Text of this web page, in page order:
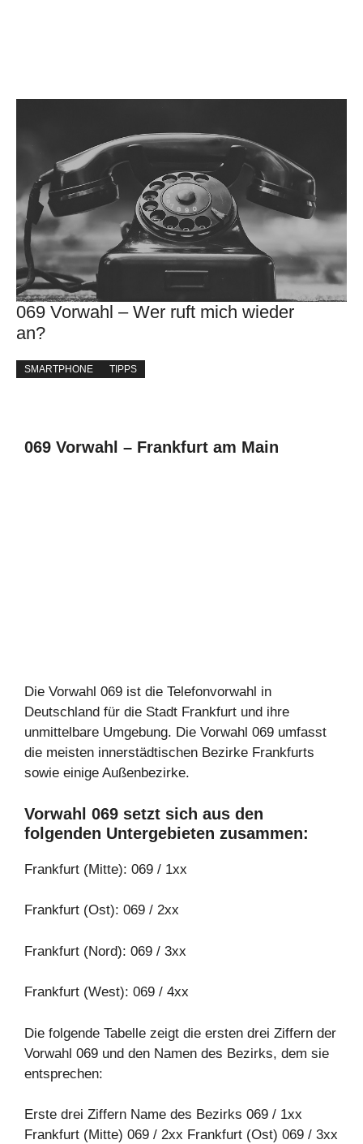
069 Vorwahl – Wer ruft mich wieder
an?
SMARTPHONE TIPPS
069 Vorwahl – Frankfurt am Main
Die Vorwahl 069 ist die Telefonvorwahl in
Deutschland für die Stadt Frankfurt und ihre
unmittelbare Umgebung. Die Vorwahl 069 umfasst
die meisten innerstädtischen Bezirke Frankfurts
sowie einige Außenbezirke.
Vorwahl 069 setzt sich aus den
folgenden Untergebieten zusammen:
Frankfurt (Mitte): 069 / 1xx
Frankfurt (Ost): 069 / 2xx
Frankfurt (Nord): 069 / 3xx
Frankfurt (West): 069 / 4xx
Die folgende Tabelle zeigt die ersten drei Ziffern der
Vorwahl 069 und den Namen des Bezirks, dem sie
entsprechen:
Erste drei Ziffern Name des Bezirks 069 / 1xx
Frankfurt (Mitte) 069 / 2xx Frankfurt (Ost) 069 / 3xx